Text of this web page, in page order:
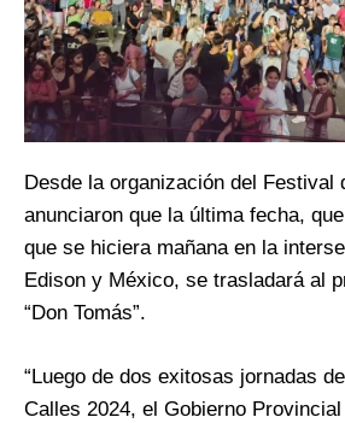
Desde la organización del Festival
anunciaron que la última fecha,
que se hiciera mañana en la
Edison y México, se trasladará al
“Don Tomás”.
“Luego de dos exitosas jornadas
Calles 2024, el Gobierno